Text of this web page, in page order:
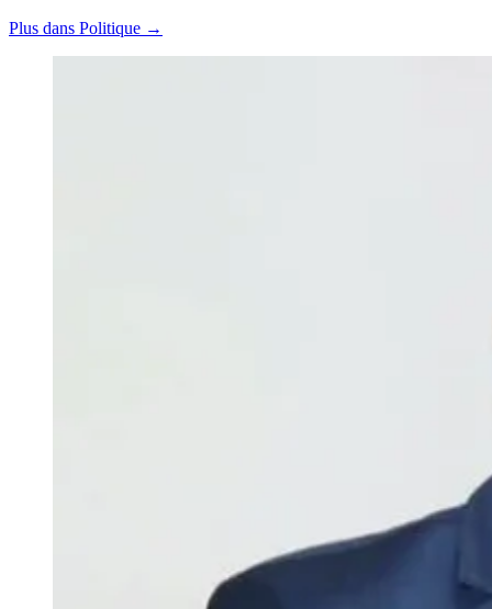
Plus dans Politique →